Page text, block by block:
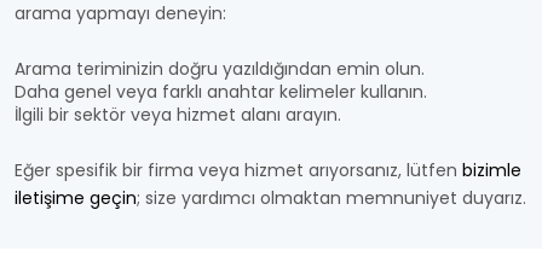
arama yapmayı deneyin:
Arama teriminizin doğru yazıldığından emin olun.
Daha genel veya farklı anahtar kelimeler kullanın.
İlgili bir sektör veya hizmet alanı arayın.
Eğer spesifik bir firma veya hizmet arıyorsanız, lütfen bizimle
iletişime geçin; size yardımcı olmaktan memnuniyet duyarız.